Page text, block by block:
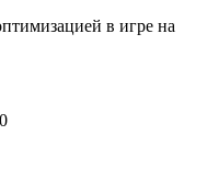
в игре на